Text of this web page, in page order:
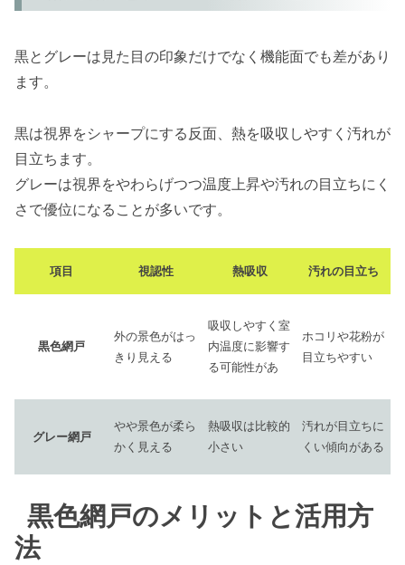
黒とグレーは見た目の印象だけでなく機能面でも差があり
ます。
黒は視界をシャープにする反面、熱を吸収しやすく汚れが
目立ちます。
グレーは視界をやわらげつつ温度上昇や汚れの目立ちにく
さで優位になることが多いです。
項目 視認性 熱吸収 汚れの目立ち
黒色網戸
外の景色がはっ
きり見える
吸収しやすく室
内温度に影響す
る可能性があ
ホコリや花粉が
目立ちやすい
グレー網戸
やや景色が柔ら
かく見える
熱吸収は比較的
小さい
汚れが目立ちに
くい傾向がある
黒色網戸のメリットと活用方
法